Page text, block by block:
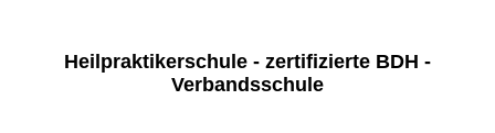
Heilpraktikerschule - zertifizierte BDH -
Verbandsschule